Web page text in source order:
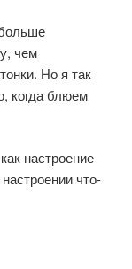
чем
Но я так
когда блюем
настроение
что-